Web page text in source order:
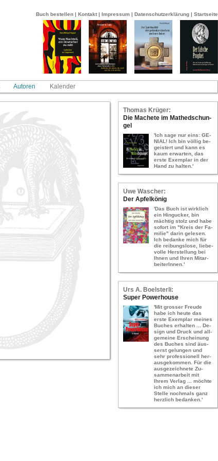
Buch bestellen | Kontakt | Impressum | Datenschutzerklärung | Startseite
Autoren Kalender
Tho­mas Krü­ger:
Die Ma­che­te im Ma­thed­schun­
gel
'Ich sage nur eins: GE­
NI­AL! Ich bin völ­lig be­
geis­tert und kann es
kaum er­war­ten, das
erste Ex­em­plar in der
Hand zu hal­ten.'
Uwe Wa­scher:
Der Ap­fel­kö­nig
'Das Buch ist wirk­lich
ein Hin­gu­cker, bin
mäch­tig stolz und habe
so­fort im "Kreis der Fa­
mi­lie" darin ge­le­sen.
Ich be­dan­ke mich für
die rei­bungs­lo­se, lie­be­
vol­le Her­stel­lung bei
Ihnen und Ihren Mit­ar­
bei­te­rIn­nen.'
Urs A. Bo­els­ter­li:
Super Power­hou­se
'Mit gros­ser Freu­de
habe ich heute das
erste Ex­em­plar mei­nes
Bu­ches er­hal­ten ... De­
sign und Druck und all­
ge­mei­ne Er­schei­nung
des Bu­ches sind äus­
serst ge­lun­gen und
sehr pro­fes­sio­nell her­
aus­ge­kom­men. Für die
aus­ge­zeich­ne­te Zu­
sam­men­ar­beit mit
Ihrem Ver­lag ... möch­te
ich mich an die­ser
Stel­le noch­mals ganz
herz­lich be­dan­ken.'